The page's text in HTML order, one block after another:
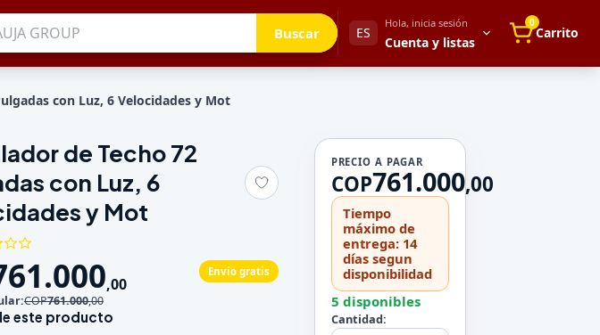
Buscar ES
Hola, inicia sesión
Cuenta y listas
Tu lista
Favoritos
Guardados para después
Mis direcciones
Mis pedidos
Métodos de pago
Mi perfil
Configuración
0
Carrito
con Luz, 6 Velocidades y Mot
de Techo 72
con Luz, 6
y Mot
,00
Envío gratis
COP761.000,00
este producto
PRECIO A PAGAR
COP761.000,00
Tiempo
máximo de
entrega: 14
días segun
disponibilidad
5 disponibles
Cantidad: